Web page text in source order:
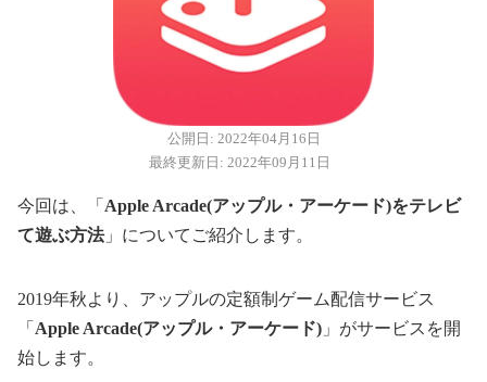
公開日: 2022年04月16日
最終更新日: 2022年09月11日
今回は、「 Apple Arcade(アップル・アーケード)をテレビ
て遊ぶ方法」についてご紹介します。
2019年秋より、アップルの定額制ゲーム配信サービス
「 Apple Arcade(アップル・アーケード) 」がサービスを開
始します。